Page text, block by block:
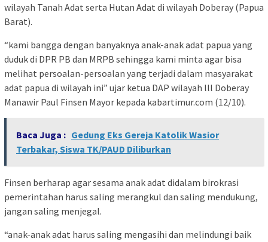
wilayah Tanah Adat serta Hutan Adat di wilayah Doberay (Papua
Barat).
“kami bangga dengan banyaknya anak-anak adat papua yang
duduk di DPR PB dan MRPB sehingga kami minta agar bisa
melihat persoalan-persoalan yang terjadi dalam masyarakat
adat papua di wilayah ini” ujar ketua DAP wilayah lll Doberay
Manawir Paul Finsen Mayor kepada kabartimur.com (12/10).
Baca Juga : Gedung Eks Gereja Katolik Wasior
Terbakar, Siswa TK/PAUD Diliburkan
Finsen berharap agar sesama anak adat didalam birokrasi
pemerintahan harus saling merangkul dan saling mendukung,
jangan saling menjegal.
“anak-anak adat harus saling mengasihi dan melindungi baik